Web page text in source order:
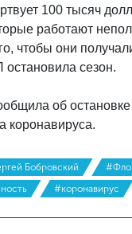
100 тысяч
работают
чтобы они
сезон.
об остановке
коронавируса.
Бобровский
#коронавирус